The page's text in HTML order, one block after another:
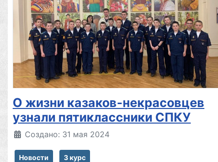
О жизни казаков-некрасовцев
узнали пятиклассники СПКУ
Создано: 31 мая 2024
Новости 3 курс